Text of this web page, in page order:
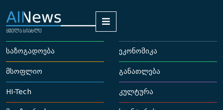
საზოგადოება ეკონომიკა
მსოფლიო განათლება
HI-Tech კულტურა